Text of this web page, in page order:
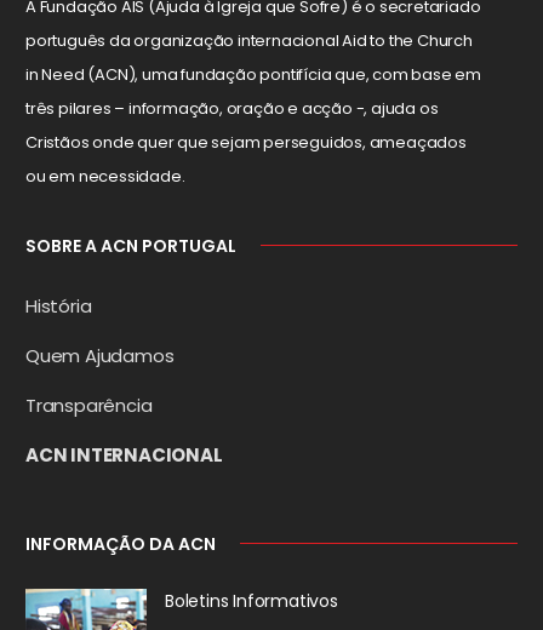
A Fundação AIS (Ajuda à Igreja que Sofre) é o secretariado
português da organização internacional Aid to the Church
in Need (ACN), uma fundação pontifícia que, com base em
três pilares – informação, oração e acção -, ajuda os
Cristãos onde quer que sejam perseguidos, ameaçados
ou em necessidade.
SOBRE A ACN PORTUGAL
História
Quem Ajudamos
Transparência
ACN INTERNACIONAL
INFORMAÇÃO DA ACN
Boletins Informativos